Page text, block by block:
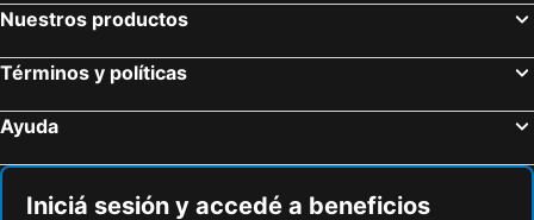
Nuestros productos
Términos y políticas
Ayuda
Iniciá sesión y accedé a beneficios